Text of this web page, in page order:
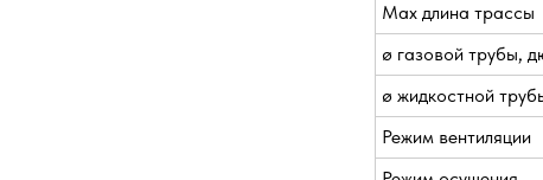
Max длина трассы
ø газовой трубы,
ø жидкостной
Режим вентиляции